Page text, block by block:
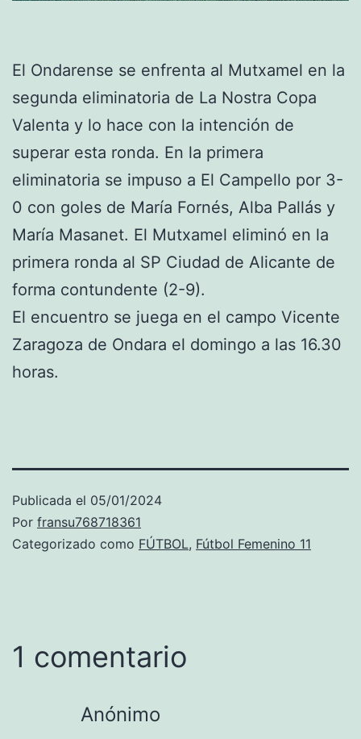
El Ondarense se enfrenta al Mutxamel en la
segunda eliminatoria de La Nostra Copa
Valenta y lo hace con la intención de
superar esta ronda. En la primera
eliminatoria se impuso a El Campello por 3-
0 con goles de María Fornés, Alba Pallás y
María Masanet. El Mutxamel eliminó en la
primera ronda al SP Ciudad de Alicante de
forma contundente (2-9).
El encuentro se juega en el campo Vicente
Zaragoza de Ondara el domingo a las 16.30
horas.
Publicada el 05/01/2024
Por fransu768718361
Categorizado como FÚTBOL, Fútbol Femenino 11
1 comentario
Anónimo